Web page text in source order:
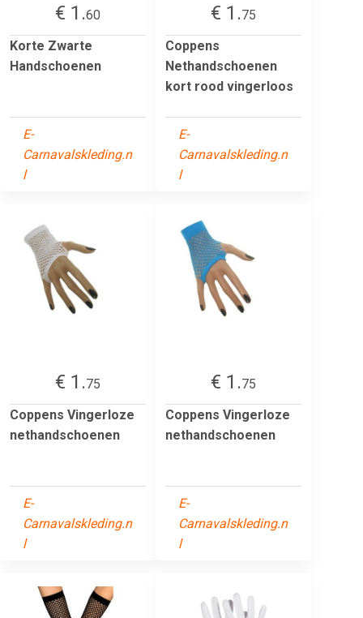
€ 1.60
Korte Zwarte
Handschoenen
E-
Carnavalskleding.n
l
€ 1.75
Coppens
Nethandschoenen
kort rood vingerloos
E-
Carnavalskleding.n
l
€ 1.75
Coppens Vingerloze
nethandschoenen
E-
Carnavalskleding.n
l
€ 1.75
Coppens Vingerloze
nethandschoenen
E-
Carnavalskleding.n
l